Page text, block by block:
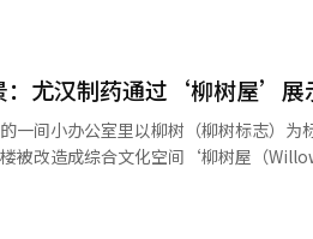
：尤汉制药通过‘柳树屋’展
一间小办公室里以柳树（柳树标志）
被改造成综合文化空间‘柳树屋（
成为展示尤汉制药未来100年愿景的空间。 尤汉制药于